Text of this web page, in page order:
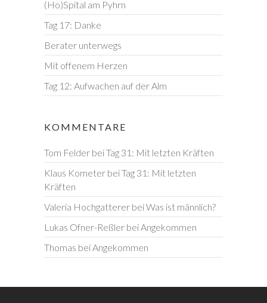
(Ho)Spital am Pyhrn
Tag 17: Danke
Berater unterwegs
Mit offenem Herzen
Tag 12: Aufwachen auf der Alm
KOMMENTARE
Tom Felder beiTag 31: Mit letzten Kräften
Klaus Kometer beiTag 31: Mit letzten
Kräften
Valeria Hochgatterer beiWas ist männlich?
Lukas Ofner-Reßler beiAngekommen
Thomas beiAngekommen